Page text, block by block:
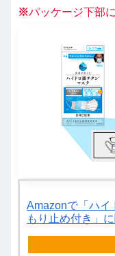
※パッケージ下部
Amazonで「ハイ
もり止め付き」